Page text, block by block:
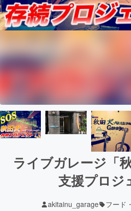
ライブガレージ「
支援プロジ
akitainu_garage フード